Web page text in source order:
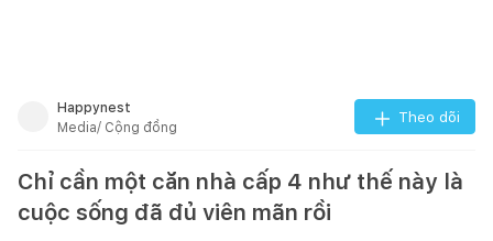
Happynest
Media/ Cộng đồng
Theo dõi
Chỉ cần một căn nhà cấp 4 như thế này là
cuộc sống đã đủ viên mãn rồi